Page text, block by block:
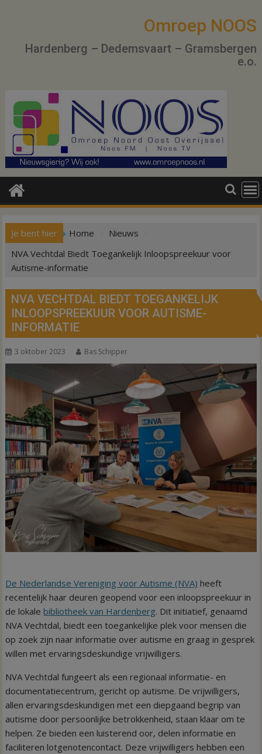
Omroep NOOS
Hardenberg – Dedemsvaart – Gramsbergen
e.o.
Je bent hier Home
Nieuws
NVA Vechtdal Biedt Toegankelijk Inloopspreekuur voor
Autisme-informatie
NVA VECHTDAL BIEDT TOEGANKELIJK
INLOOPSPREEKUUR VOOR AUTISME-
INFORMATIE
3 oktober 2023 Bas Schipper
De Nederlandse Vereniging voor Autisme (NVA) heeft
recentelijk haar deuren geopend voor een inloopspreekuur in
de lokalebibliotheek van Hardenberg. Dit initiatief, genaamd
NVA Vechtdal, biedt een toegankelijke plek voor mensen die
op zoek zijn naar informatie over autisme en graag in gesprek
willen met ervaringsdeskundige vrijwilligers.
NVA Vechtdal fungeert als een regionaal informatie- en
documentatiecentrum, gericht op autisme. De vrijwilligers,
allen ervaringsdeskundigen met een diepgaand begrip van
autisme door persoonlijke betrokkenheid, staan klaar om te
helpen. Ze bieden een luisterend oor, delen informatie en
faciliteren lotgenotencontact. Deze vrijwilligers hebben een